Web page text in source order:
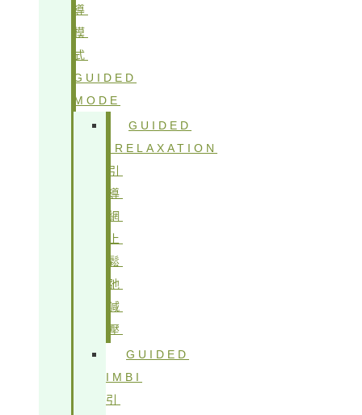
導
模
式
GUIDED
MODE
GUIDED
IRELAXATION
引
導
網
上
鬆
弛
減
壓
GUIDED
IMBI
引